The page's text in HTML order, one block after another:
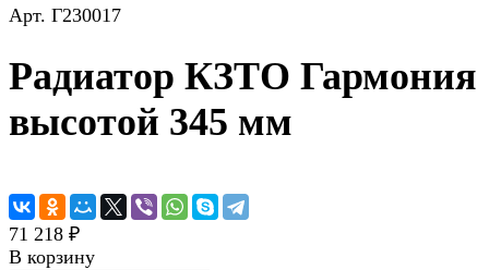
Арт. Г230017
Радиатор КЗТО Гармония
высотой 345 мм
71 218 ₽
В корзину